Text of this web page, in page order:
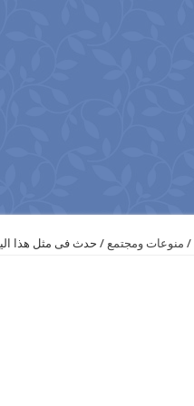
/ منوعات ومجتمع / حدث فى مثل هذا اليوم